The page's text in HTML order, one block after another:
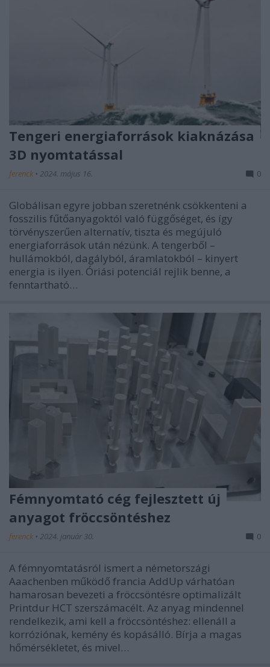
Tengeri energiaforrások kiaknázása
3D nyomtatással
ferenck • 2024. május 16. 0
Globálisan egyre jobban szeretnénk csökkenteni a
fosszilis fűtőanyagoktól való függőséget, és így
törvényszerűen alternatív, tiszta és megújuló
energiaforrások után nézünk. A tengerből –
hullámokból, dagályból, áramlatokból – kinyert
energia is ilyen. Óriási potenciál rejlik benne, a
fenntartható…
Fémnyomtató cég fejlesztett új
anyagot fröccsöntéshez
ferenck • 2024. január 30. 0
A fémnyomtatásról ismert a németországi
Aaachenben működő francia AddUp várhatóan
hamarosan bevezeti a fröccsöntésre optimalizált
Printdur HCT szerszámacélt. Az anyag mindennel
rendelkezik, ami kell a fröccsöntéshez: ellenáll a
korróziónak, kemény és kopásálló. Bírja a magas
hőmérsékletet, és mivel…